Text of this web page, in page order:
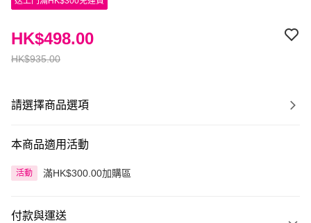
HK$935.00
HK$498.00
請選擇商品選項
本商品適用活動
活動 滿HK$300.00加購區
付款與運送